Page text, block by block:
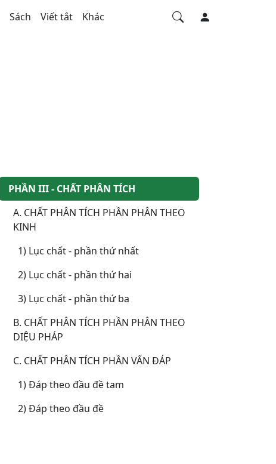
Sách Viết tắt Khác
PHẦN III - CHẤT PHÂN TÍCH
A. CHẤT PHÂN TÍCH PHẦN PHÂN THEO
KINH
1) Lục chất - phần thứ nhất
2) Lục chất - phần thứ hai
3) Lục chất - phần thứ ba
B. CHẤT PHÂN TÍCH PHẦN PHÂN THEO
DIỆU PHÁP
C. CHẤT PHÂN TÍCH PHẦN VẤN ĐÁP
1) Đáp theo đầu đề tam
2) Đáp theo đầu đề